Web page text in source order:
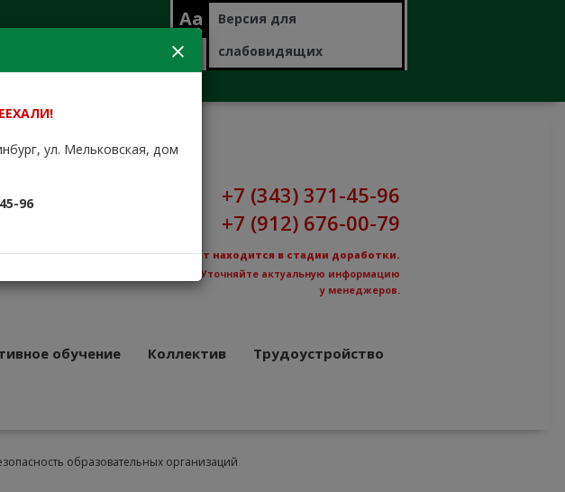
Aa
Версия для
слабовидящих
+7 (343) 371-45-96
+7 (912) 676-00-79
Сайт находится в стадии доработки.
Уточняйте актуальную информацию
у менеджеров.
обучение Коллектив Трудоустройство
образовательных организаций
ул. Мельковская, дом
96